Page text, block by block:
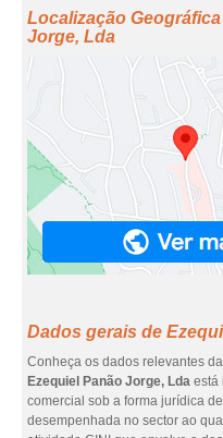
Localização
Jorge, Lda
Dados gerais de
Conheça os dados relevantes
Ezequiel Panão Jorge, Lda está
comercial sob a forma jurídica
desempenhada no sector ao